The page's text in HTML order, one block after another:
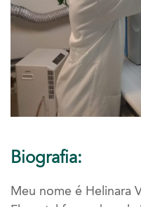
Biografia:
Meu nome é Helinara